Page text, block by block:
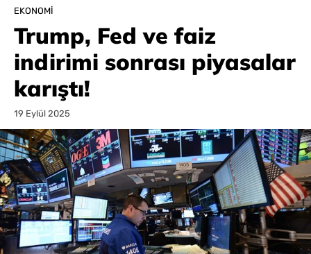
EKONOMI
Trump, Fed ve faiz
indirimi sonrası piyasalar
karıştı!
19 Eylül 2025